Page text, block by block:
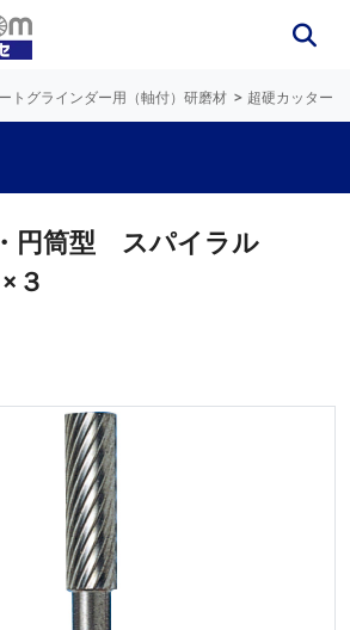
トグラインダー用（軸付）研磨材 超硬カッター
円筒型 スパイラル
３